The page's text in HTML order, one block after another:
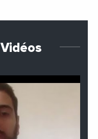
Vidéos